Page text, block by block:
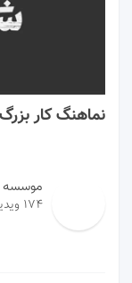
نماهنگ کار
موسسه
174 ویدیو